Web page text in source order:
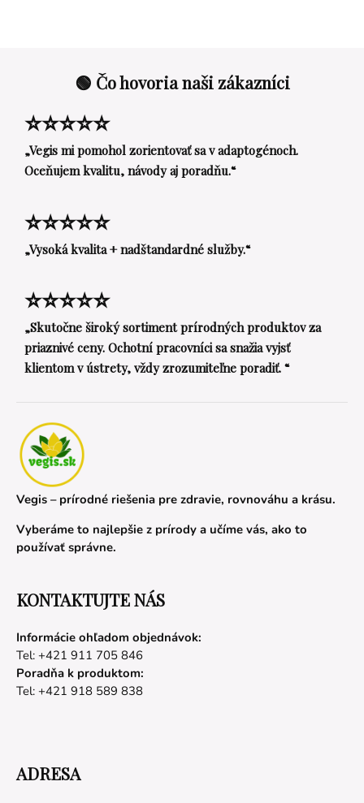
🟢 Čo hovoria naši zákazníci
⭐⭐⭐⭐⭐
„Vegis mi pomohol zorientovať sa v adaptogénoch.
Oceňujem kvalitu, návody aj poradňu.“
⭐⭐⭐⭐⭐
„Vysoká kvalita + nadštandardné služby.“
⭐⭐⭐⭐⭐
„Skutočne široký sortiment prírodných produktov za
priaznivé ceny. Ochotní pracovníci sa snažia vyjsť
klientom v ústrety, vždy zrozumiteľne poradiť. “
Vegis – prírodné riešenia pre zdravie, rovnováhu a krásu.
Vyberáme to najlepšie z prírody a učíme vás, ako to
používať správne.
KONTAKTUJTE NÁS
Informácie ohľadom objednávok:
Tel: +421 911 705 846
Poradňa k produktom:
Tel: +421 918 589 838
ADRESA